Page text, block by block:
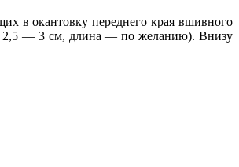
в окантовку переднего края вшивного
2,5 — 3 см, длина — по желанию). Внизу